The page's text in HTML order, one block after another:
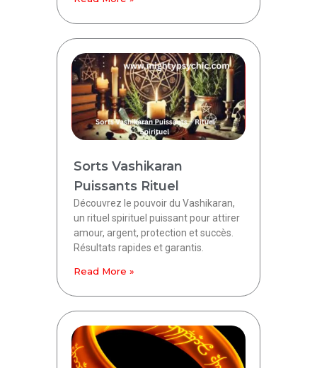
Sorts Vashikaran
Puissants Rituel
Découvrez le pouvoir du Vashikaran,
un rituel spirituel puissant pour attirer
amour, argent, protection et succès.
Résultats rapides et garantis.
Read More »